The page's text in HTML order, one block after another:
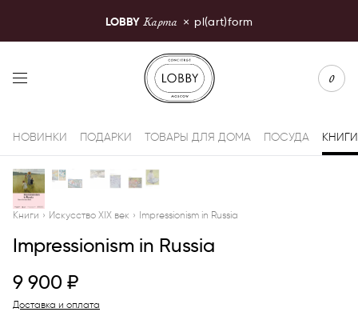
LOBBY Карта × pl(art)form
LOBBY Moscow
0
НОВИНКИ ПОДАРКИ ТОВАРЫ ДЛЯ ДОМА ПОСУДА КНИГИ
Книги › Искусство XIX век › Impressionism in Russia
Impressionism in Russia
9 900 ₽
Доставка и оплата